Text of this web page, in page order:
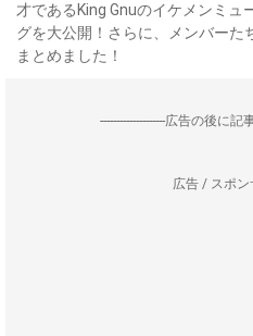
才であるKing Gnuのイケメンミュ
グを大公開！さらに、メンバーた
まとめました！
--------------------広告の後に記
広告 / スポン